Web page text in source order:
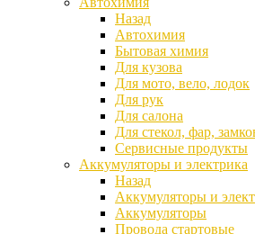
Назад
Автохимия
Бытовая химия
Для кузова
Для мото, вело, лодок
Для рук
Для салона
Для стекол, фар,
Сервисные продукты
Аккумуляторы и электрика
Назад
Аккумуляторы и
Аккумуляторы
Провода стартовые